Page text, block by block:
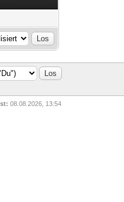
08.08.2026, 13:54